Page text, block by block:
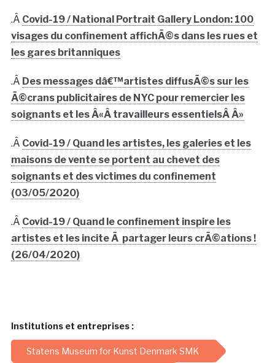
.Â Covid-19 / National Portrait Gallery London: 100
visages du confinement affichÃ©s dans les rues et
les gares britanniques
.Â Des messages dâ€™artistes diffusÃ©s sur les
Ã©crans publicitaires de NYC pour remercier les
soignants et les Â«Â travailleurs essentielsÂ Â»
.Â Covid-19 / Quand les artistes, les galeries et les
maisons de vente se portent au chevet des
soignants et des victimes du confinement
(03/05/2020)
.Â Covid-19 / Quand le confinement inspire les
artistes et les incite Ã partager leurs crÃ©ations !
(26/04/2020)
Institutions et entreprises :
Statens Museum for Kunst Denmark SMK